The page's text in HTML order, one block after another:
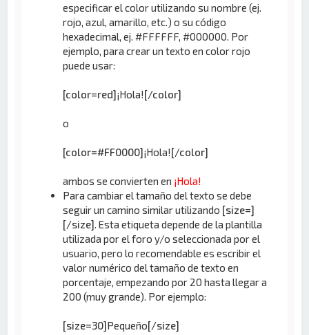
especificar el color utilizando su nombre (ej.
rojo, azul, amarillo, etc.) o su código
hexadecimal, ej. #FFFFFF, #000000. Por
ejemplo, para crear un texto en color rojo
puede usar:
[color=red]¡Hola![/color]
o
[color=#FF0000]¡Hola![/color]
ambos se convierten en ¡Hola!
Para cambiar el tamaño del texto se debe
seguir un camino similar utilizando [size=]
[/size] . Esta etiqueta depende de la plantilla
utilizada por el foro y/o seleccionada por el
usuario, pero lo recomendable es escribir el
valor numérico del tamaño de texto en
porcentaje, empezando por 20 hasta llegar a
200 (muy grande). Por ejemplo:
[size=30]Pequeño[/size]